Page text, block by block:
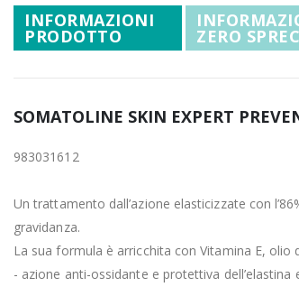
galleria
immagini
INFORMAZIONI
PRODOTTO
SOMATOLINE SKIN EXPERT
983031612
Un trattamento dall’azione elasticizzate con
gravidanza.
La sua formula è arricchita con Vitamina E, olio
- azione anti-ossidante e protettiva dell’elastina
ZERO